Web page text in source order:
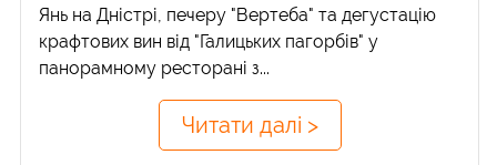
Янь на Дністрі, печеру "Вертеба" та дегустацію
крафтових вин від "Галицьких пагорбів" у
панорамному ресторані з...
Читати далі >